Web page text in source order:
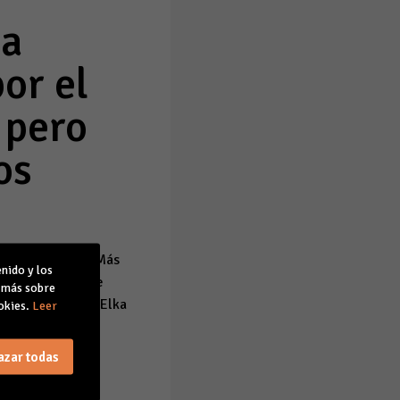
el
del programa 'Más
Náutico de
entrevista con Elka
vienen
similar a las
y los
sobre
Leer
todas